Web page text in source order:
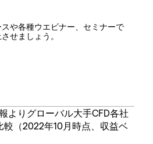
や各種ウエビナー、セミナーで
せましょう。
よりグローバル大手CFD各社
較（2022年10月時点、収益ベ